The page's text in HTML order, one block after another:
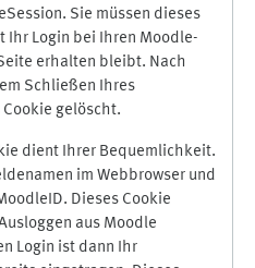
Sie müssen dieses
Ihr Login bei Ihren Moodle-
erhalten bleibt. Nach
Schließen Ihres
gelöscht.
dient Ihrer Bequemlichkeit.
im Webbrowser und
Dieses Cookie
aus Moodle
Login ist dann Ihr